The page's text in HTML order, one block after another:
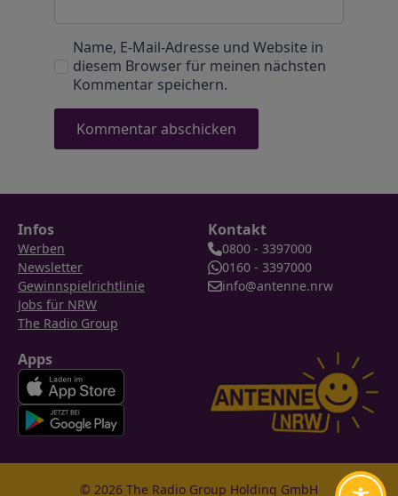
Name, E-Mail-Adresse und Website in
diesem Browser für meinen nächsten
Kommentar speichern.
Infos
Werben
Newsletter
Gewinnspielrichtlinie
Jobs für NRW
The Radio Group
Kontakt
0800 - 3397000
0160 - 3397000
info@antenne.nrw
Apps
© 2026 The Radio Group Holding GmbH